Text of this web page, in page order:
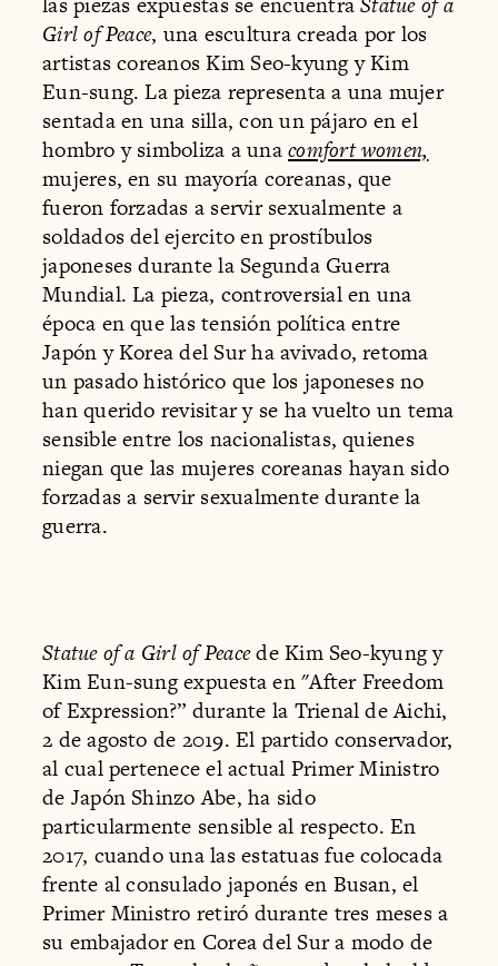
Girl of Peace, una escultura creada por los
artistas coreanos Kim Seo-kyung y Kim
Eun-sung. La pieza representa a una mujer
sentada en una silla, con un pájaro en el
hombro y simboliza a unacomfort women,
mujeres, en su mayoría coreanas, que
fueron forzadas a servir sexualmente a
soldados del ejercito en prostíbulos
japoneses durante la Segunda Guerra
Mundial. La pieza, controversial en una
época en que las tensión política entre
Japón y Korea del Sur ha avivado, retoma
un pasado histórico que los japoneses no
han querido revisitar y se ha vuelto un tema
sensible entre los nacionalistas, quienes
niegan que las mujeres coreanas hayan sido
forzadas a servir sexualmente durante la
guerra.
Statue of a Girl of Peacede Kim Seo-kyung y
Kim Eun-sung expuesta en "After Freedom
of Expression?” durante la Trienal de Aichi,
2 de agosto de 2019. El partido conservador,
al cual pertenece el actual Primer Ministro
de Japón Shinzo Abe, ha sido
particularmente sensible al respecto. En
2017, cuando una las estatuas fue colocada
frente al consulado japonés en Busan, el
Primer Ministro retiró durante tres meses a
su embajador en Corea del Sur a modo de